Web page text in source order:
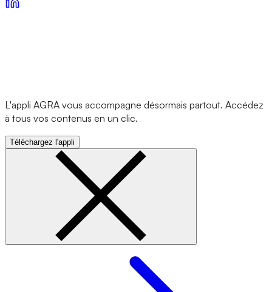
L'appli AGRA vous accompagne désormais partout. Accédez
à tous vos contenus en un clic.
Téléchargez l'appli